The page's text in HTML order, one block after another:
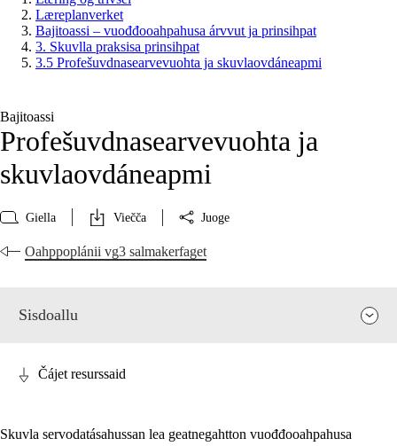
Læreplanverket
Bajitoassi – vuođđooahpahusa árvvut ja prinsihpat
3. Skuvlla praksisa prinsihpat
3.5 Profešuvdnasearvevuohta ja skuvlaovdáneapmi
Bajitoassi
Profešuvdnasearvevuohta ja
skuvlaovdáneapmi
Giella Viečča Juoge
Oahppoplánii vg3 salmakerfaget
Sisdoallu
Čájet resurssaid
Skuvla servodatásahussan lea geatnegahtton vuođđooahpahusa